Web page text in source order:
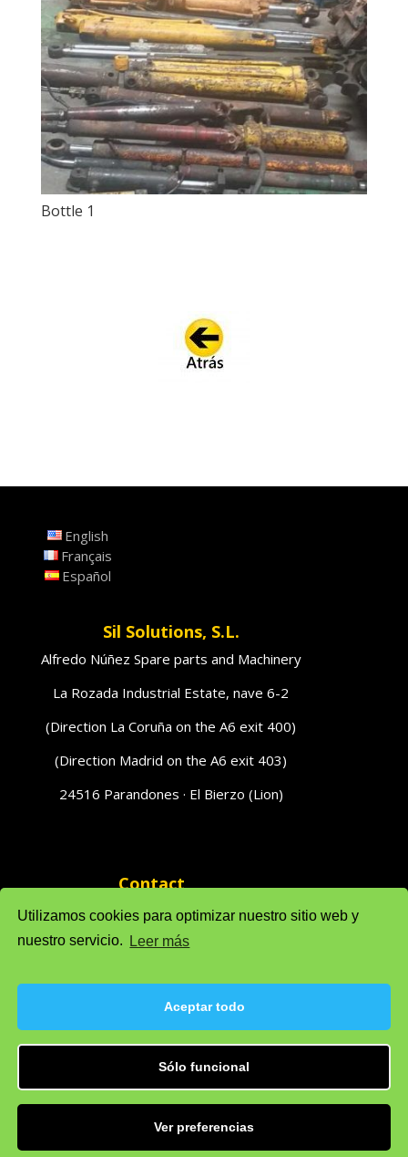
Utilizamos cookies para optimizar nuestro sitio web y
nuestro servicio.
Leer más
Aceptar todo
Sólo funcional
Ver preferencias
Bottle 1
English
Français
Español
Sil Solutions, S.L.
Alfredo Núñez Spare parts and Machinery
La Rozada Industrial Estate, nave 6-2
(Direction La Coruña on the A6 exit 400)
(Direction Madrid on the A6 exit 403)
24516 Parandones · El Bierzo (Lion)
Contact
phones 616951796 · 616951793
Sales: solufredo@gmail.com
Privacy Policy
Cookie policy (EU)